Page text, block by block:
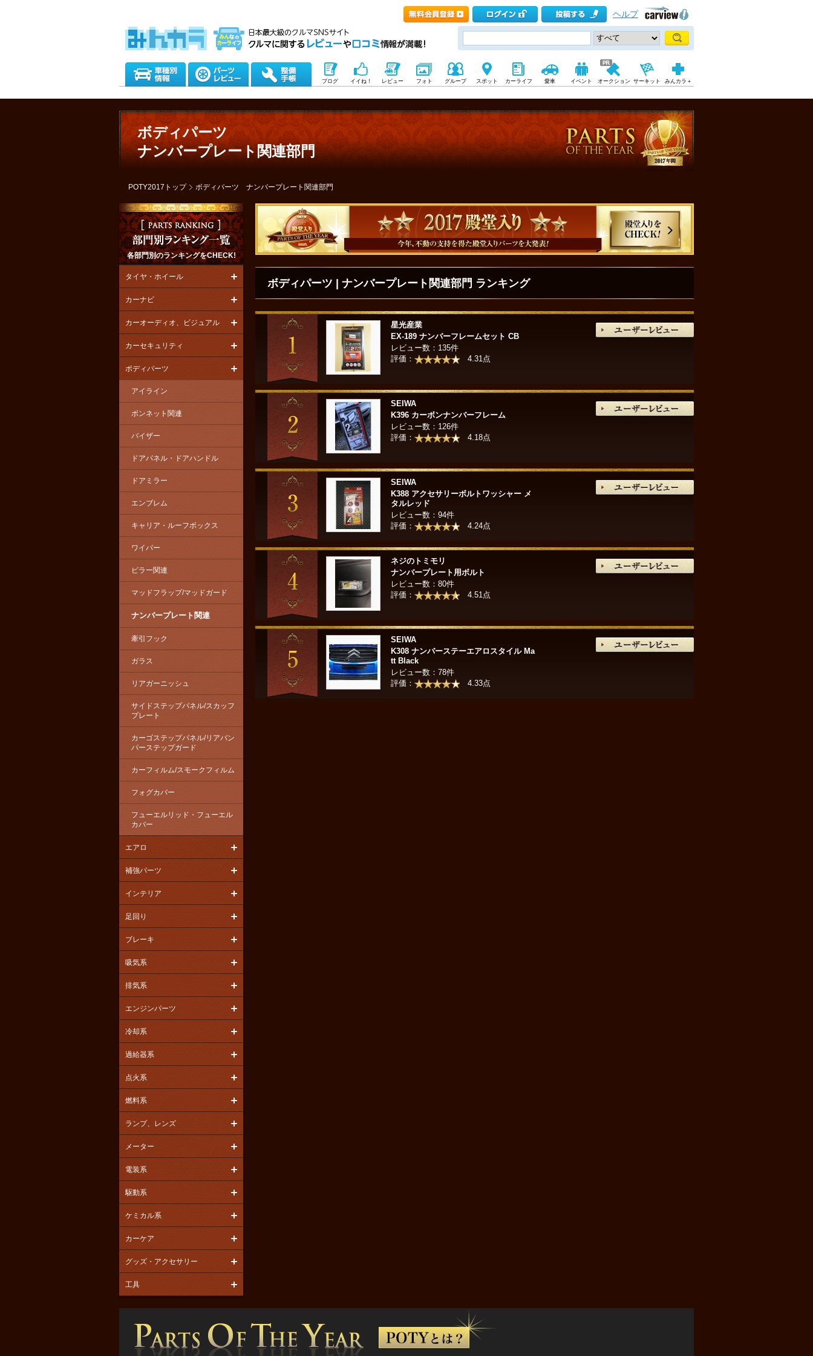
ヘルプ
ブログ イイね！ レビュー フォト グループ スポット カーライフ 愛車 イベント オークション サーキット みんカラ＋
ボディパーツ
ナンバープレート関連部門
POTY2017トップ ボディパーツ ナンバープレート関連部門
各部門別のランキングをCHECK!
タイヤ・ホイール
カーナビ
カーオーディオ、ビジュアル
カーセキュリティ
ボディパーツ
アイライン
ボンネット関連
バイザー
ドアパネル・ドアハンドル
ドアミラー
エンブレム
キャリア・ルーフボックス
ワイパー
ピラー関連
マッドフラップ/マッドガード
ナンバープレート関連
牽引フック
ガラス
リアガーニッシュ
サイドステップパネル/スカッフ
プレート
カーゴステップパネル/リアバン
パーステップガード
カーフィルム/スモークフィルム
フォグカバー
フューエルリッド・フューエル
カバー
エアロ
補強パーツ
インテリア
足回り
ブレーキ
吸気系
排気系
エンジンパーツ
冷却系
過給器系
点火系
燃料系
ランプ、レンズ
メーター
電装系
駆動系
ケミカル系
カーケア
グッズ・アクセサリー
工具
ボディパーツ | ナンバープレート関連部門 ランキング
星光産業
EX-189 ナンバーフレームセット CB
レビュー数：135件
評価：
4.31点
SEIWA
K396 カーボンナンバーフレーム
レビュー数：126件
評価：
4.18点
SEIWA
K388 アクセサリーボルトワッシャー メ
タルレッド
レビュー数：94件
評価：
4.24点
ネジのトミモリ
ナンバープレート用ボルト
レビュー数：80件
評価：
4.51点
SEIWA
K308 ナンバーステーエアロスタイル Ma
tt Black
レビュー数：78件
評価：
4.33点